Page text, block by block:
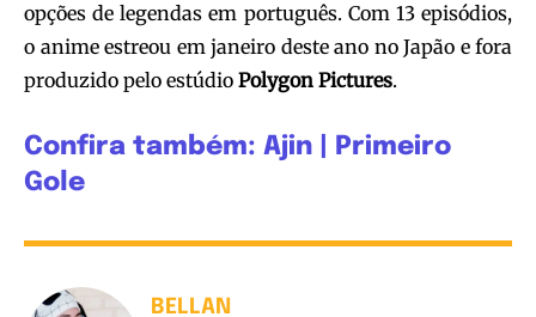
opções de legendas em português. Com 13 episódios,
o anime estreou em janeiro deste ano no Japão e fora
produzido pelo estúdio Polygon Pictures.
Confira também: Ajin | Primeiro
Gole
BELLAN